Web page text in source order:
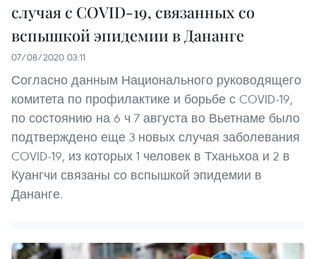
случая с COVID-19, связанных со
вспышкой эпидемии в Дананге
07/08/2020 03:11
Согласно данным Национального руководящего
комитета по профилактике и борьбе с COVID-19,
по состоянию на 6 ч 7 августа во Вьетнаме было
подтверждено еще 3 новых случая заболевания
COVID-19, из которых 1 человек в Тханьхоа и 2 в
Куангчи связаны со вспышкой эпидемии в
Дананге.